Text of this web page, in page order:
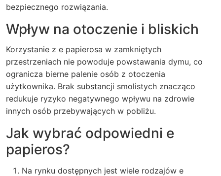
bezpiecznego rozwiązania.
Wpływ na otoczenie i bliskich
Korzystanie z e papierosa w zamkniętych
przestrzeniach nie powoduje powstawania dymu, co
ogranicza bierne palenie osób z otoczenia
użytkownika. Brak substancji smolistych znacząco
redukuje ryzyko negatywnego wpływu na zdrowie
innych osób przebywających w pobliżu.
Jak wybrać odpowiedni e
papieros?
Na rynku dostępnych jest wiele rodzajów e